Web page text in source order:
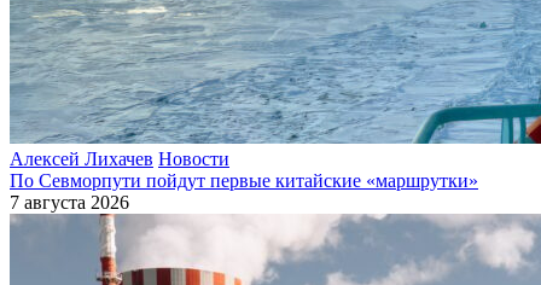
Алексей Лихачев Новости
По Севморпути пойдут первые китайские «маршрутки»
7 августа 2026